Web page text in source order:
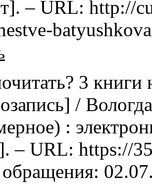
– URL: http://
3
/
:
– URL: https://
обращения: